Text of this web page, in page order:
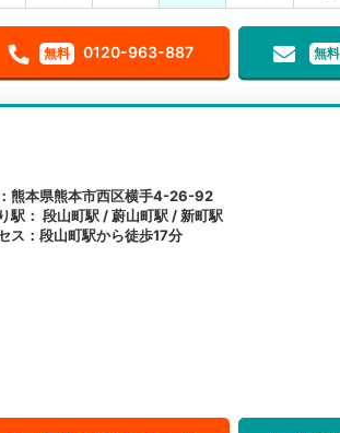
無料 0120-963-887 無料
熊本県熊本市西区横手4-26-92
駅： 段山町駅 / 蔚山町駅 / 新町駅
ス：段山町駅から徒歩17分